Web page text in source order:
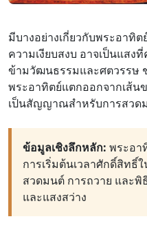
มีบางอย่างเกี่ยวกับพระอาทิ
ความเงียบสงบ อาจเป็นแส
ข้ามวัฒนธรรมและศตวรรษ ช่
พระอาทิตย์แตกออกจากเส้น
เป็นสัญญาณสำหรับการสวด
ข้อมูลเชิงลึกหลัก: พระอ
การเริ่มต้นเวลาศักดิ์สิทธิ์
สวดมนต์ การถวาย และ
และแสงสว่าง